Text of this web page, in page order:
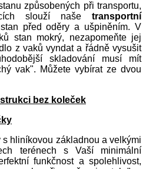
způsobených při transportu,
slouží naše transportní
před oděry a ušpiněním. V
stan mokrý, nezapomeňte jej
z vaků vyndat a řádně vysušit
skladování musí mít
vak". Můžete vybírat ze dvou
bez koleček
hliníkovou základnou a velkými
terénech s Vaší minimální
funkčnost a spolehlivost,